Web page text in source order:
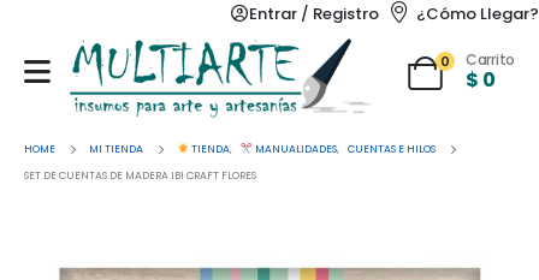
Entrar / Registro ¿Cómo Llegar?
0 Carrito
$ 0
HOME MI TIENDA TIENDA, MANUALIDADES, CUENTAS E HILOS
SET DE CUENTAS DE MADERA IBI CRAFT FLORES